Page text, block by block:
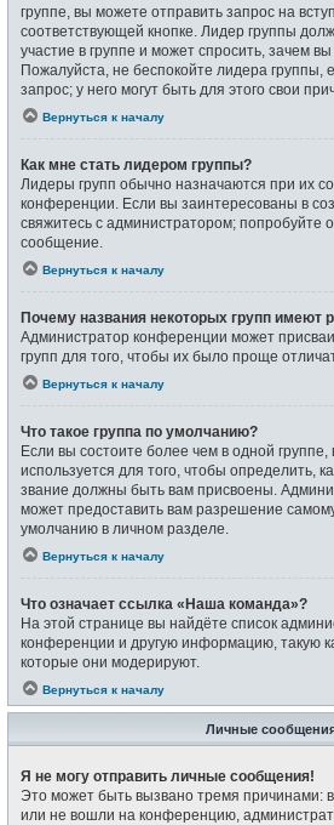
группе, вы можете отправить запрос на
соответствующей кнопке. Лидер группы
участие в группе и может спросить, зачем
Пожалуйста, не беспокойте лидера группы,
запрос; у него могут быть для этого свои
Вернуться к началу
Как мне стать лидером группы?
Лидеры групп обычно назначаются при их
конференции. Если вы заинтересованы в
свяжитесь с администратором; попробуйте
сообщение.
Вернуться к началу
Почему названия некоторых групп имеют
Администратор конференции может
групп для того, чтобы их было проще
Вернуться к началу
Что такое группа по умолчанию?
Если вы состоите более чем в одной
используется для того, чтобы определить,
звание должны быть вам присвоены.
может предоставить вам разрешение
умолчанию в личном разделе.
Вернуться к началу
Что означает ссылка «Наша команда»?
На этой странице вы найдёте список
конференции и другую информацию, такую
которые они модерируют.
Вернуться к началу
Личные
Я не могу отправить личные сообщения!
Это может быть вызвано тремя причинами:
или не вошли на конференцию,